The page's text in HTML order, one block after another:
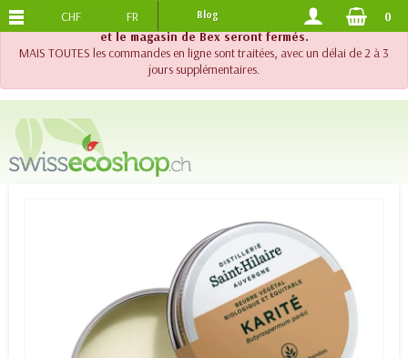
!! Important !! Jusqu'au 20 août 2026, le support téléphonique
et le magasin de Bex seront fermés.
MAIS TOUTES les commandes en ligne sont traitées, avec un délai de 2 à 3
jours supplémentaires.
PORTS OFFERTS DES 120.-
CHF FR Blog 0